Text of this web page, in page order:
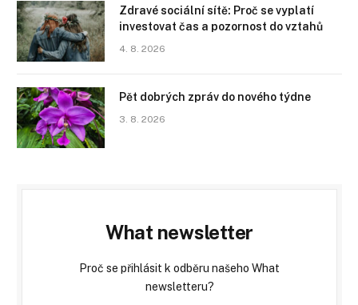
Zdravé sociální sítě: Proč se vyplatí
investovat čas a pozornost do vztahů
4. 8. 2026
Pět dobrých zpráv do nového týdne
3. 8. 2026
What newsletter
Proč se přihlásit k odběru našeho What
newsletteru?